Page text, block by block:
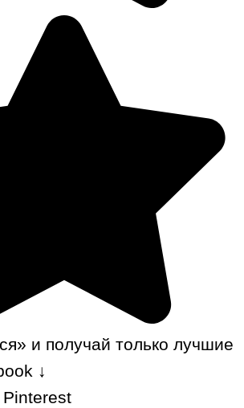
и получай только лучшие
↓
Pinterest